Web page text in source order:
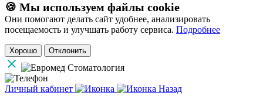
🍪 Мы используем файлы cookie
Они помогают делать сайт удобнее, анализировать
посещаемость и улучшать работу сервиса. Подробнее
Хорошо Отклонить
Личный кабинет
Назад